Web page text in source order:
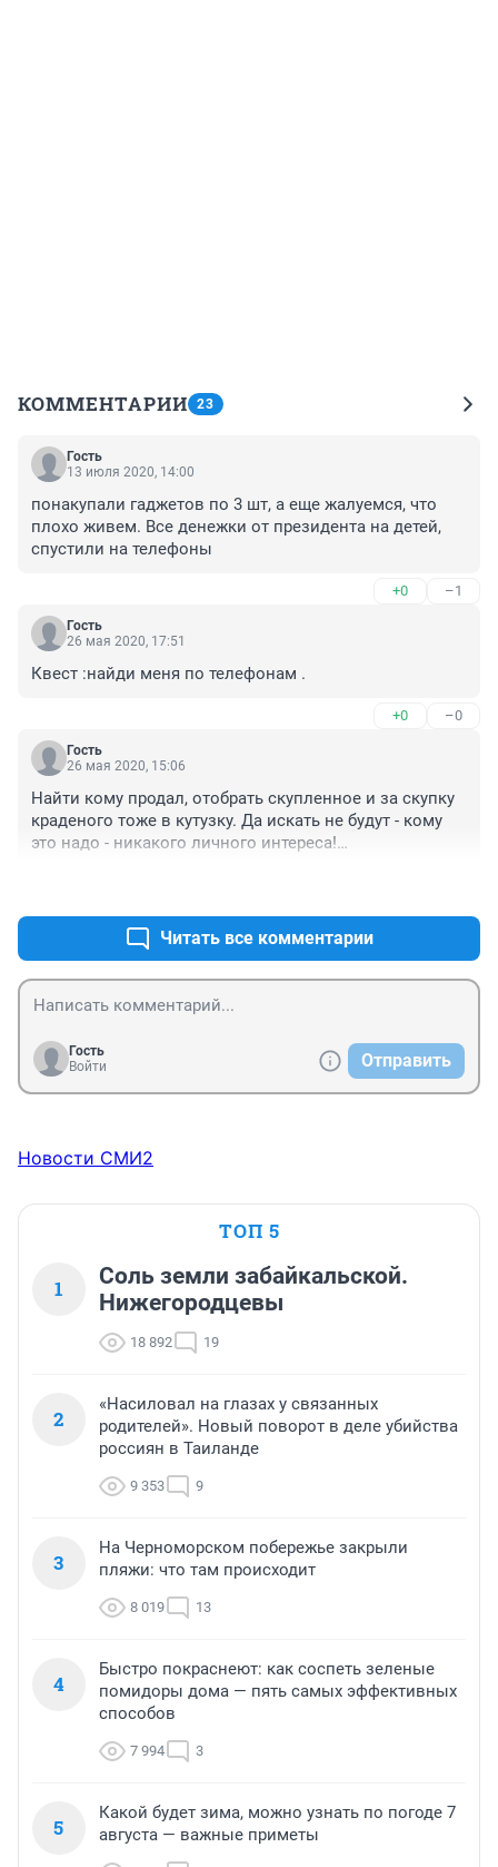
КОММЕНТАРИИ 23
Гость
13 июля 2020, 14:00
понакупали гаджетов по 3 шт, а еще жалуемся, что
плохо живем. Все денежки от президента на детей,
спустили на телефоны
+0 –1
Гость
26 мая 2020, 17:51
Квест :найди меня по телефонам .
+0 –0
Гость
26 мая 2020, 15:06
Найти кому продал, отобрать скупленное и за скупку
краденого тоже в кутузку. Да искать не будут - кому
это надо - никакого личного интереса!
Читать все комментарии
Гость
Войти
Отправить
Новости СМИ2
ТОП 5
1
Соль земли забайкальской.
Нижегородцевы
18 892 19
2
«Насиловал на глазах у связанных
родителей». Новый поворот в деле убийства
россиян в Таиланде
9 353 9
3
На Черноморском побережье закрыли
пляжи: что там происходит
8 019 13
4
Быстро покраснеют: как соспеть зеленые
помидоры дома — пять самых эффективных
способов
7 994 3
5
Какой будет зима, можно узнать по погоде 7
августа — важные приметы